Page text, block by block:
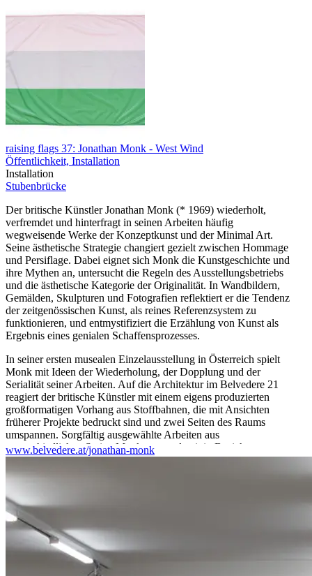
raising flags 37: Jonathan Monk - West Wind
Öffentlichkeit, Installation
Installation
Stubenbrücke
Der britische Künstler Jonathan Monk (* 1969) wiederholt,
verfremdet und hinterfragt in seinen Arbeiten häufig
wegweisende Werke der Konzeptkunst und der Minimal Art.
Seine ästhetische Strategie changiert gezielt zwischen Hommage
und Persiflage. Dabei eignet sich Monk die Kunstgeschichte und
ihre Mythen an, untersucht die Regeln des Ausstellungsbetriebs
und die ästhetische Kategorie der Originalität. In Wandbildern,
Gemälden, Skulpturen und Fotografien reflektiert er die Tendenz
der zeitgenössischen Kunst, als reines Referenzsystem zu
funktionieren, und entmystifiziert die Erzählung von Kunst als
Ergebnis eines genialen Schaffensprozesses.
In seiner ersten musealen Einzelausstellung in Österreich spielt
Monk mit Ideen der Wiederholung, der Dopplung und der
Serialität seiner Arbeiten. Auf die Architektur im Belvedere 21
reagiert der britische Künstler mit einem eigens produzierten
großformatigen Vorhang aus Stoffbahnen, die mit Ansichten
früherer Projekte bedruckt sind und zwei Seiten des Raums
umspannen. Sorgfältig ausgewählte Arbeiten aus
unterschiedlichen Serien Monks treten damit in Beziehung –
manchmal offensichtlich, manchmal subtil.
Assistenzkuratorin: Vasilena Stoyanova
...Mehr lesen
www.belvedere.at/jonathan-monk